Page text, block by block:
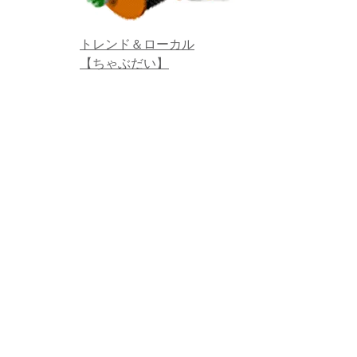
トレンド＆ローカル
【ちゃぶだい】